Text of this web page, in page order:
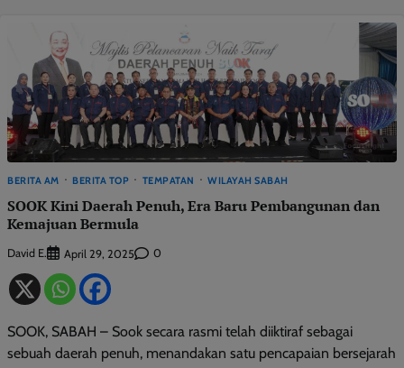
BERITA AM BERITA TOP TEMPATAN WILAYAH SABAH
SOOK Kini Daerah Penuh, Era Baru Pembangunan dan
Kemajuan Bermula
David E. April 29, 2025 0
SOOK, SABAH – Sook secara rasmi telah diiktiraf sebagai
sebuah daerah penuh, menandakan satu pencapaian bersejarah